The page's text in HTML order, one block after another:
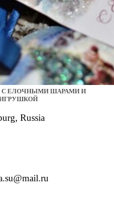
ЕЛОЧНЫМИ ШАРАМИ И
Russia